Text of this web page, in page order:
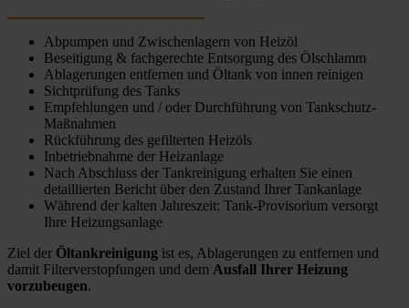
Abpumpen und Zwischenlagern von Heizöl
Beseitigung & fachgerechte Entsorgung des Ölschlamm
Ablagerungen entfernen und Öltank von innen reinigen
Sichtprüfung des Tanks
Empfehlungen und / oder Durchführung von Tankschutz-
Maßnahmen
Rückführung des gefilterten Heizöls
Inbetriebnahme der Heizanlage
Nach Abschluss der Tankreinigung erhalten Sie einen
detaillierten Bericht über den Zustand Ihrer Tankanlage
Während der kalten Jahreszeit: Tank-Provisorium versorgt
Ihre Heizungsanlage
Ziel der Öltankreinigung ist es, Ablagerungen zu entfernen und
damit Filterverstopfungen und dem Ausfall Ihrer Heizung
vorzubeugen.